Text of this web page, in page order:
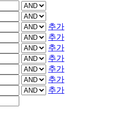
추가
추가
추가
추가
추가
추가
추가